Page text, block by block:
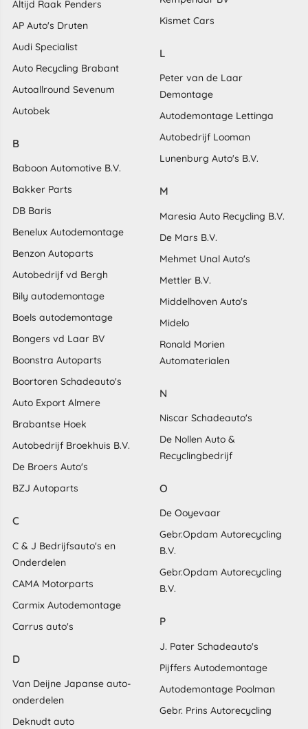
Altijd Raak Penders
AP Auto's Druten
Audi Specialist
Auto Recycling Brabant
Autoallround Sevenum
Autobek
B
Baboon Automotive B.V.
Bakker Parts
DB Baris
Benelux Autodemontage
Benzon Autoparts
Autobedrijf vd Bergh
Bily autodemontage
Boels autodemontage
Bongers vd Laar BV
Boonstra Autoparts
Boortoren Schadeauto's
Auto Export Almere
Brabantse Hoek
Autobedrijf Broekhuis B.V.
De Broers Auto's
BZJ Autoparts
C
C & J Bedrijfsauto's en
Onderdelen
CAMA Motorparts
Carmix Autodemontage
Carrus auto's
D
Van Deijne Japanse auto-
onderdelen
Deknudt auto
Kismet Cars
L
Peter van de Laar
Demontage
Autodemontage Lettinga
Autobedrijf Looman
Lunenburg Auto's B.V.
M
Maresia Auto Recycling B.V.
De Mars B.V.
Mehmet Unal Auto's
Mettler B.V.
Middelhoven Auto's
Midelo
Ronald Morien
Automaterialen
N
Niscar Schadeauto's
De Nollen Auto &
Recyclingbedrijf
O
De Ooyevaar
Gebr.Opdam Autorecycling
B.V.
Gebr.Opdam Autorecycling
B.V.
P
J. Pater Schadeauto's
Pijffers Autodemontage
Autodemontage Poolman
Gebr. Prins Autorecycling